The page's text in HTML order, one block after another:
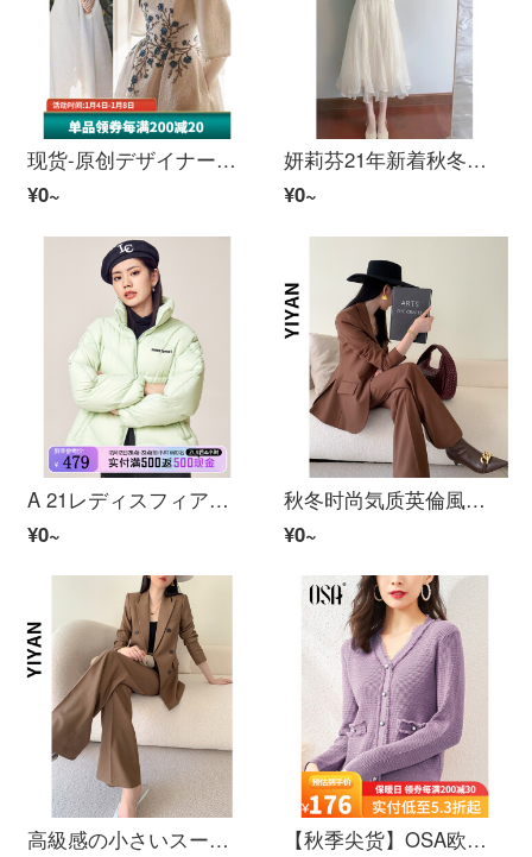
现货-原创デザイナーレディスフィア魔女と骑士温婉気质显瘦鳄皮斯2022春精致刺繍腰法式小性感遮肉长裙白XL(现货)
¥0~
妍莉芬21年新着秋冬连衣裙优雅小香风気质名媛御姐超仙女神范穿搭配白色赛塔网纱ニットスカート女性秋冬米白色赛塔+白色网纱スカーレットM
¥0~
A 21レディスフィア梭织宽松立领长袖开胸厚羽毛cort浅粉绿M
¥0~
秋冬时尚気质英倫風職業正装深カレー色高級感ネット赤スーツ深カレー色スーツS
¥0~
高級感の小さいスーツの女性の職業の服装のレディのスフィアのスーツの秋冬のハイエンドの職業のレジャーの韓国版のファッションの気質の女神の範の2つのスーツのカーキ色のスーツのL
【秋季尖货】OSA欧莎黑色外穿塞特女2021年新着春秋ニット短款打底v领内搭上衣紫色A XL